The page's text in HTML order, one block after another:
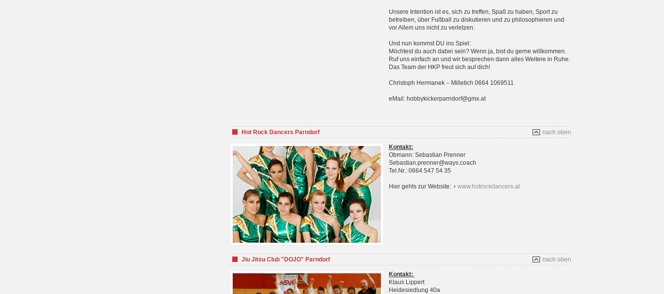
Unsere Intention ist es, sich zu treffen, Spaß zu haben, Sport zu
betreiben, über Fußball zu diskutieren und zu philosophieren und
vor Allem uns nicht zu verletzen.
Und nun kommst DU ins Spiel:
Möchtest du auch dabei sein? Wenn ja, bist du gerne willkommen.
Ruf uns einfach an und wir besprechen dann alles Weitere in Ruhe.
Das Team der HKP freut sich auf dich!
Christoph Hermanek – Milletich 0664 1069511
eMail: hobbykickerparndorf@gmx.at
nach oben
Hot Rock Dancers Parndorf
Kontakt:
Obmann: Sebastian Prenner
Sebastian.prenner@ways.coach
Tel.Nr.: 0664 547 54 35
Hier gehts zur Website: www.hotrockdancers.at
nach oben
Jiu Jitsu Club "DOJO" Parndorf
Kontakt:
Klaus Lippert
Heidesiedlung 40a